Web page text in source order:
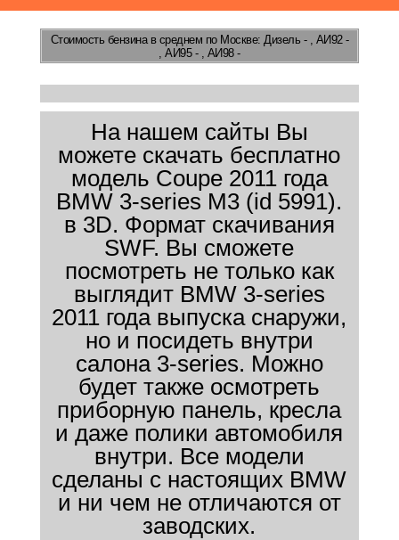
Стоимость бензинав среднем по Москве: Дизель - , АИ92 -
, АИ95 - , АИ98 -
На нашем сайты Вы
можете скачать бесплатно
модель Coupe 2011 года
BMW 3-series M3 (id 5991).
в 3D. Формат скачивания
SWF. Вы сможете
посмотреть не только как
выглядит BMW 3-series
2011 года выпуска снаружи,
но и посидеть внутри
салона 3-series. Можно
будет также осмотреть
приборную панель, кресла
и даже полики автомобиля
внутри. Все модели
сделаны с настоящих BMW
и ни чем не отличаются от
заводских.